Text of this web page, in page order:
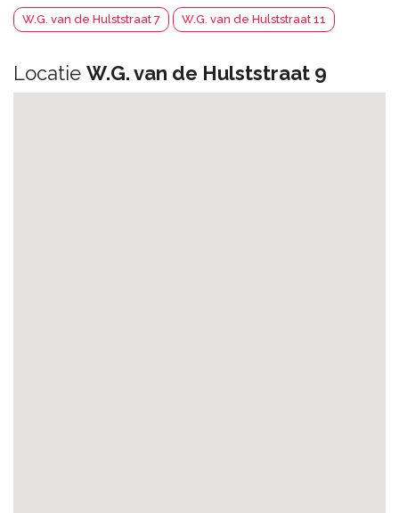
W.G. van de Hulststraat 7 W.G. van de Hulststraat 11
Locatie W.G. van de Hulststraat 9